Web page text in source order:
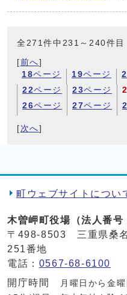
全271件中231～240件目
[前へ]
18ページ 19ページ
22ページ 23ページ
26ページ 27ページ
[ 次へ]
町ウェブサイトについ
木曽岬町役場（法人番
〒498-8503 三重県桑
251番地
電話： 0567-68-6100
開庁時間
月曜日から金